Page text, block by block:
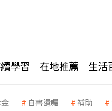
學習 在地推薦 生活
自書遺囑 補助